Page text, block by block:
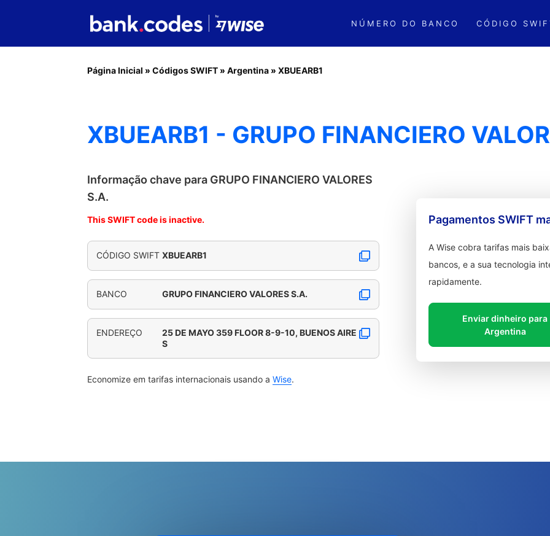
NÚMERO DO BANCO CÓDIGO
Página Inicial » Códigos SWIFT » Argentina » XBUEARB1
XBUEARB1 - GRUPO FINANCIERO
Informação chave para GRUPO FINANCIERO VALORES
S.A.
This SWIFT code is inactive.
CÓDIGO SWIFT XBUEARB1
BANCO GRUPO FINANCIERO VALORES S.A.
ENDEREÇO
25 DE MAYO 359 FLOOR 8-9-10, BUENOS AIRE
S
Economize em tarifas internacionais usando a Wise.
Pagamentos SWIFT
A Wise cobra tarifas mais
bancos, e a sua tecnologia
rapidamente.
Enviar dinheiro para
Argentina